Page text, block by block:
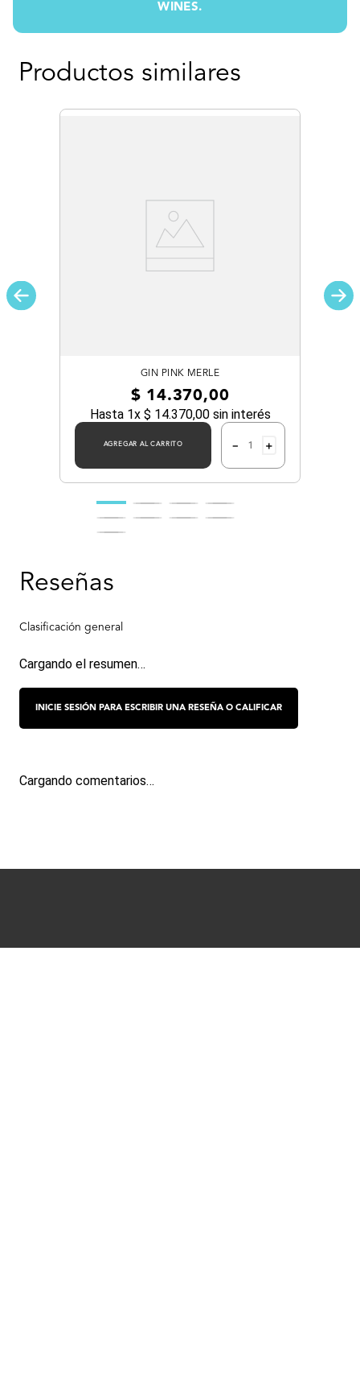
WINES.
Productos similares
GIN PINK MERLE
$ 14.370,00
Hasta 1x $ 14.370,00sin interés
AGREGAR AL CARRITO ＋
－
Cargando el resumen…
Cargando comentarios…